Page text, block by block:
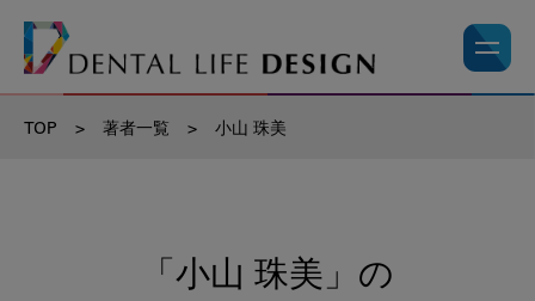
TOP > 著者一覧 > 小山 珠美
「小山 珠美」の